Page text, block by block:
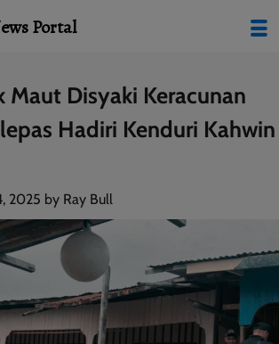
Maut Disyaki Keracunan
Hadiri Kenduri Kahwin
2025 by Ray Bull
Portal